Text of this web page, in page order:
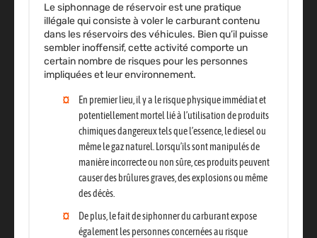
Le siphonnage de réservoir est une pratique
illégale qui consiste à voler le carburant contenu
dans les réservoirs des véhicules. Bien qu’il puisse
sembler inoffensif, cette activité comporte un
certain nombre de risques pour les personnes
impliquées et leur environnement.
En premier lieu, il y a le risque physique immédiat et
potentiellement mortel lié à l’utilisation de produits
chimiques dangereuxtels que l’essence, le diesel ou
même le gaz naturel. Lorsqu’ils sont manipulés de
manière incorrecte ou non sûre, ces produits peuvent
causer des brûlures graves, des explosions ou même
des décès.
De plus, le fait de siphonner du carburant expose
également les personnes concernées au risque